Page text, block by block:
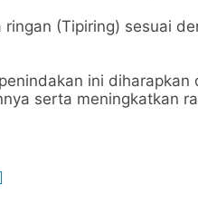
(Tipiring) sesuai
ini
serta meningkatkan